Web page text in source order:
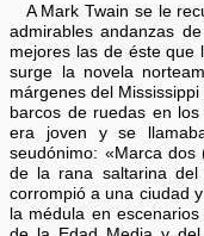
A Mark Twain se le
admirables andanzas
mejores las de éste que
surge la novela
márgenes del
barcos de ruedas en
era joven y se
seudónimo: «Marca
de la rana saltarina del
corrompió a una ciudad
la médula en